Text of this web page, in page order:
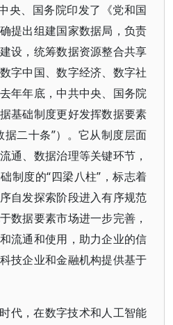
央、国务院印发了《党和国
提出组建国家数据局，负责
设，统筹数据资源整合共享
字中国、数字经济、数字社
年年底，中共中央、国务院
基础制度更好发挥数据要素
据二十条”）。它从制度层面
通、数据治理等关键环节，
制度的“四梁八柱”，标志着
自发探索阶段进入有序规范
数据要素市场进一步完善，
流通和使用，助力企业的信
技企业和金融机构提供基于
代，在数字技术和人工智能